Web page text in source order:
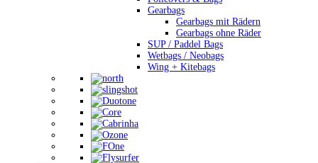
Gearbags
Gearbags mit Rädern
Gearbags ohne Räder
SUP / Paddel Bags
Wetbags / Neobags
Wing + Kitebags